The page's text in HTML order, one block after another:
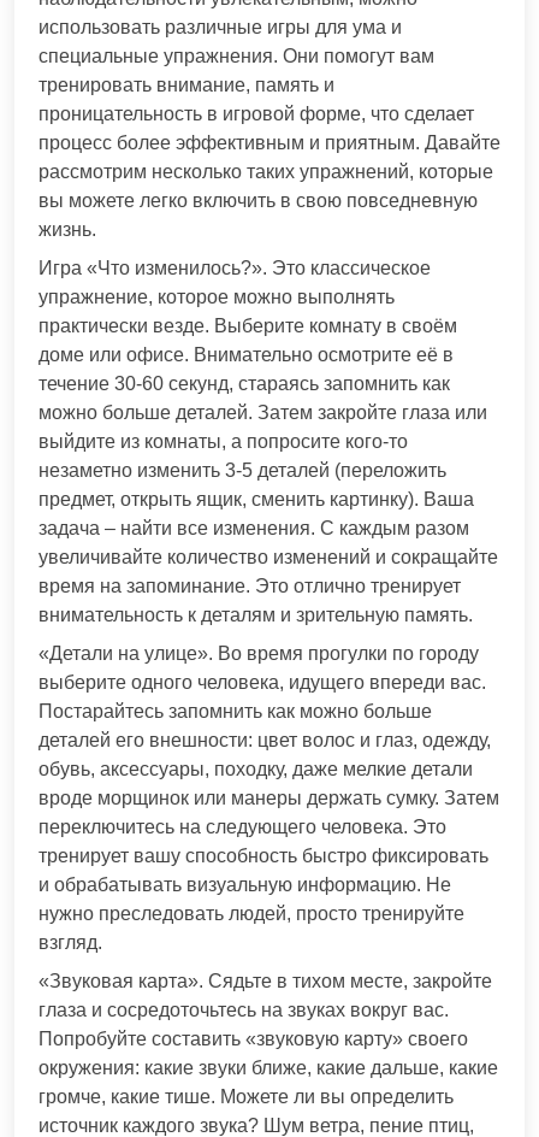
использовать различные игры для ума и
специальные упражнения. Они помогут вам
тренировать внимание, память и
проницательность в игровой форме, что сделает
процесс более эффективным и приятным. Давайте
рассмотрим несколько таких упражнений, которые
вы можете легко включить в свою повседневную
жизнь.
Игра «Что изменилось?». Это классическое
упражнение, которое можно выполнять
практически везде. Выберите комнату в своём
доме или офисе. Внимательно осмотрите её в
течение 30-60 секунд, стараясь запомнить как
можно больше деталей. Затем закройте глаза или
выйдите из комнаты, а попросите кого-то
незаметно изменить 3-5 деталей (переложить
предмет, открыть ящик, сменить картинку). Ваша
задача – найти все изменения. С каждым разом
увеличивайте количество изменений и сокращайте
время на запоминание. Это отлично тренирует
внимательность к деталям и зрительную память.
«Детали на улице». Во время прогулки по городу
выберите одного человека, идущего впереди вас.
Постарайтесь запомнить как можно больше
деталей его внешности: цвет волос и глаз, одежду,
обувь, аксессуары, походку, даже мелкие детали
вроде морщинок или манеры держать сумку. Затем
переключитесь на следующего человека. Это
тренирует вашу способность быстро фиксировать
и обрабатывать визуальную информацию. Не
нужно преследовать людей, просто тренируйте
взгляд.
«Звуковая карта». Сядьте в тихом месте, закройте
глаза и сосредоточьтесь на звуках вокруг вас.
Попробуйте составить «звуковую карту» своего
окружения: какие звуки ближе, какие дальше, какие
громче, какие тише. Можете ли вы определить
источник каждого звука? Шум ветра, пение птиц,